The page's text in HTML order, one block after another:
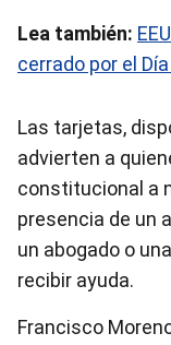
Lea también:
cerrado por el
Las tarjetas,
advierten a
constitucional a
presencia de un
un abogado o
recibir ayuda.
Francisco